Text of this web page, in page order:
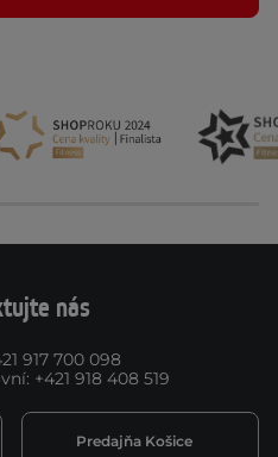
nás
917 700 098
: +421 918 408 519
Predajňa Košice